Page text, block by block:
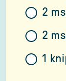
2
2
1